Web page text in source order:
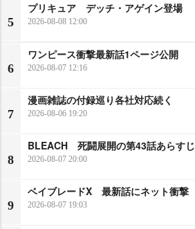
5
プリキュア デッチ・アゲイン登場
2026-08-08 12:00
6
ワンピース衝撃最新話1ページ公開
2026-08-07 12:16
7
漫画雑誌の付録巡り各社対応続く
2026-08-06 19:20
8
BLEACH 死闘展開の第43話あらすじ
2026-08-07 20:00
9
ベイブレードX 最新話にネット衝撃
2026-08-07 19:03